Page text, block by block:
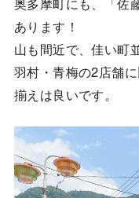
あります！
山も間近で、佳い町
羽村・青梅の2店舗
揃えは良いです。